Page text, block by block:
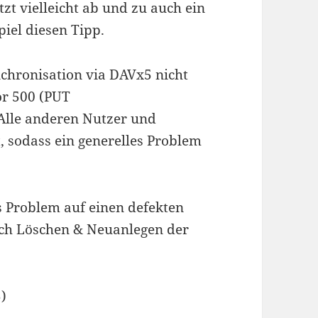
vielleicht ab und zu auch ein
diesen Tipp.
via DAVx5 nicht
500 (PUT
anderen Nutzer und
ein generelles Problem
auf einen defekten
Löschen & Neuanlegen der